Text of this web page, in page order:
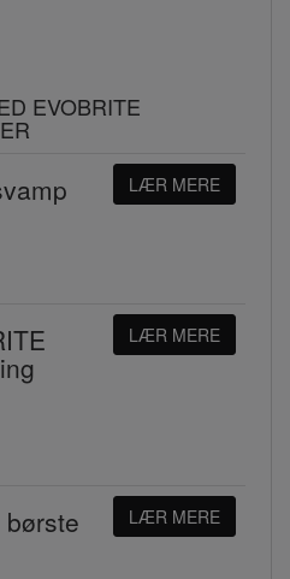
EVOBRITE
LÆR MERE
LÆR MERE
LÆR MERE